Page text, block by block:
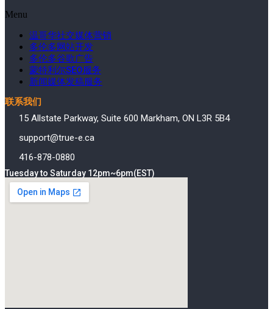
Menu
温哥华社交媒体营销
多伦多网站开发
多伦多谷歌广告
蒙特利尔SEO服务
新闻媒体发稿服务
联系我们
15 Allstate Parkway, Suite 600 Markham, ON L3R 5B4
support@true-e.ca
416-878-0880
Tuesday to Saturday 12pm~6pm(EST)